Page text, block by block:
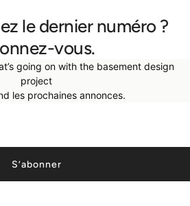
le dernier numéro ?
vous.
going on with the basement design
project
les prochaines annonces.
S’abonner